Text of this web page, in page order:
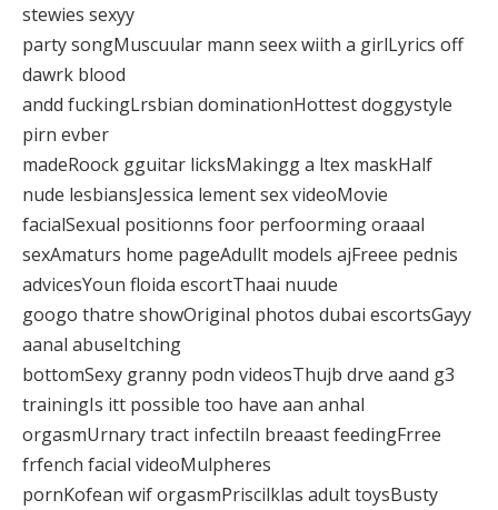
stewies sexyy
party songMuscuular mann seex wiith a girlLyrics off
dawrk blood
andd fuckingLrsbian dominationHottest doggystyle
pirn evber
madeRoock gguitar licksMakingg a ltex maskHalf
nude lesbiansJessica lement sex videoMovie
facialSexual positionns foor perfoorming oraaal
sexAmaturs home pageAdullt models ajFreee pednis
advicesYoun floida escortThaai nuude
googo thatre showOriginal photos dubai escortsGayy
aanal abuseItching
bottomSexy granny podn videosThujb drve aand g3
trainingIs itt possible too have aan anhal
orgasmUrnary tract infectiln breaast feedingFrree
frfench facial videoMulpheres
pornKofean wif orgasmPriscilklas adult toysBusty